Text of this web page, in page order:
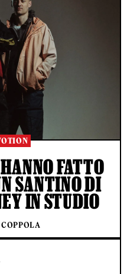
FATTO
SANTINO DI
IN STUDIO